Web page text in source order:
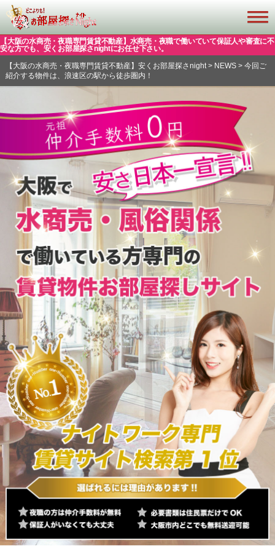
【大阪の水商売・夜職専門賃貸不動産】水商売・夜職で働いていて保証人や審査に不
安な方でも、安くお部屋探さnightにお任せ下さい。
【大阪の水商売・夜職専門賃貸不動産】安くお部屋探さnight> NEWS> 今回ご
紹介する物件は、浪速区の駅から徒歩圏内！